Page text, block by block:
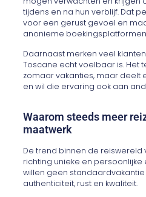
tijdens en na hun verblijf. Dat
voor een gerust gevoel en
anonieme
Daarnaast merken veel
Toscane echt voelbaar is. Het
zomaar vakanties, maar deelt
en wil die ervaring ook aan
Waarom steeds meer
maatwerk
De trend binnen de
richting unieke en persoonlijke
willen geen
authenticiteit, rust en kwaliteit.